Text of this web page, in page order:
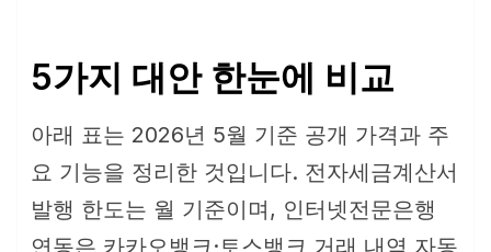
5가지 대안 한눈에 비교
아래 표는 2026년 5월 기준 공개 가격과 주
요 기능을 정리한 것입니다. 전자세금계산서
발행 한도는 월 기준이며, 인터넷전문은행
연동은 카카오뱅크·토스뱅크 거래 내역 자동